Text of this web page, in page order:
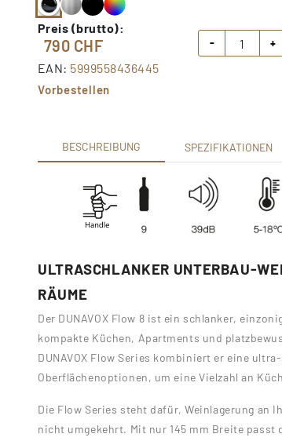
Preis (brutto):
790 CHF
EAN: 5999558436445
Vorbestellen
- +
BESCHREIBUNG SPEZIFIKATIONEN
ULTRASCHLANKER UNTERBAU-
RÄUME
Der DUNAVOX Flow 8 ist ein schlanker,
kompakte Küchen, Apartments und
DUNAVOX Flow Series kombiniert er eine
Oberflächenoptionen, um eine Vielzahl an
Die Flow Series steht dafür, Weinlagerung an
nicht umgekehrt. Mit nur 145 mm Breite passt